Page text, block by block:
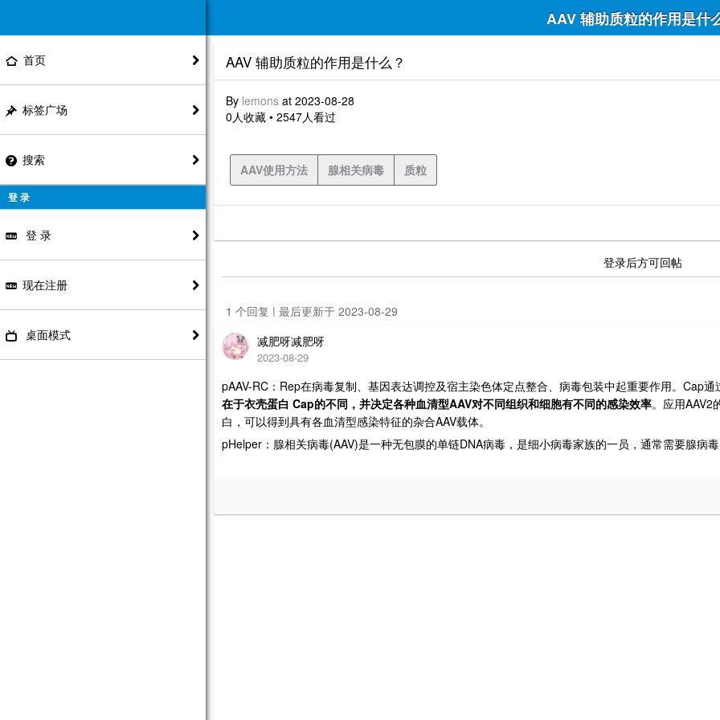
AAV 辅助质粒的作用是什
AAV 辅助质粒的作用是什么？
By lemons at 2023-08-28
0人收藏 • 2547人看过
AAV使用方法 腺相关病毒 质粒
登录后方可回帖
1 个回复 | 最后更新于 2023-08-29
减肥呀减肥呀
2023-08-29
pAAV-RC ： Rep在病毒复制、基因表达调控及宿主染色体定点整合、病毒包装中起重要作用。 Cap通
在于衣壳蛋白 Cap的不同，并决定各种血清型AAV对不同组织和细胞有不同的感染效率。应用AAV2
白，可以得到具有各血清型感染特征的杂合AAV载体。
pHelper ：腺相关病毒(AAV)是一种无包膜的单链DNA病毒，是细小病毒家族的一员，通常需要腺病
首页
标签广场
搜索
登 录
登 录
现在注册
桌面模式